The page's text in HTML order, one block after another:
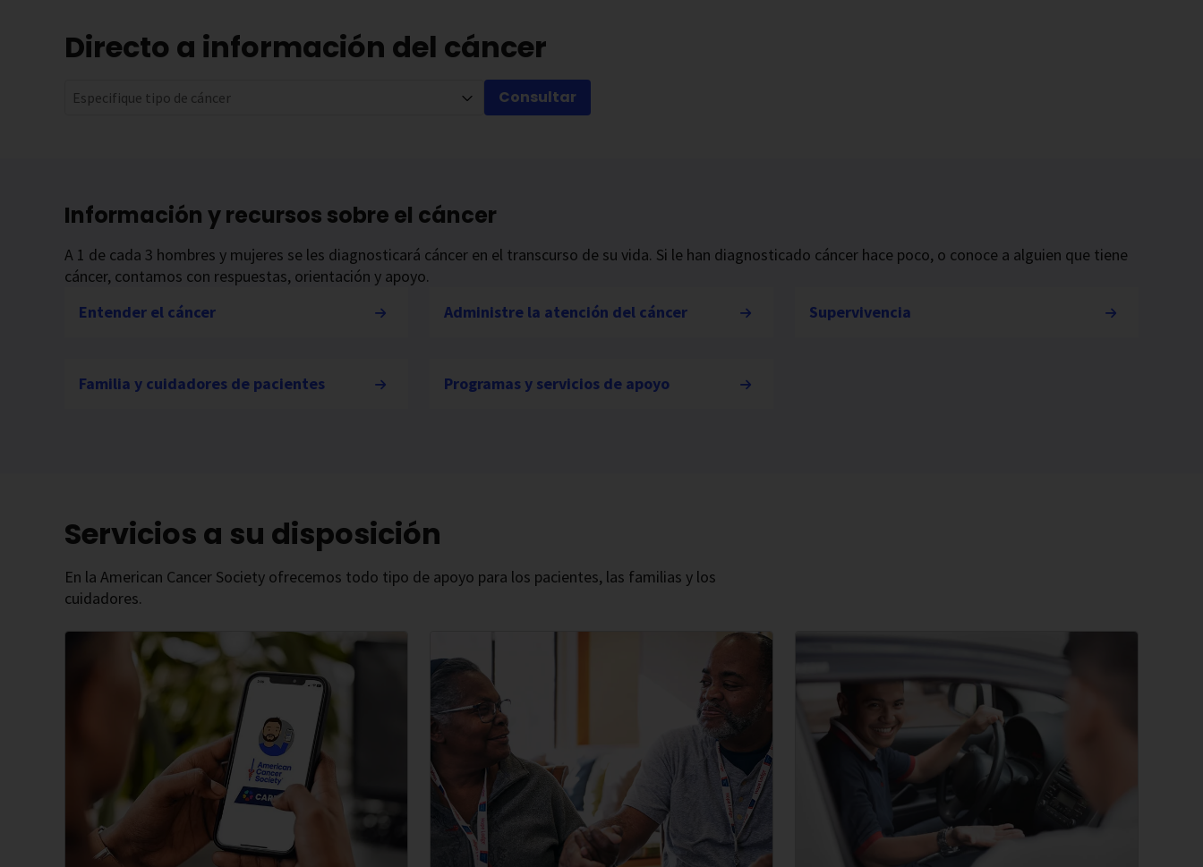
Directo a información del cáncer
Especifique tipo de cáncer Consultar
Información y recursos sobre el cáncer
A 1 de cada 3 hombres y mujeres se les diagnosticará cáncer en el transcurso de su vida. Si le han diagnosticado cáncer hace poco, o conoce a alguien que tiene
cáncer, contamos con respuestas, orientación y apoyo.
Entender el cáncer
Administre la atención del cáncer Supervivencia
Familia y cuidadores de pacientes Programas y servicios de apoyo
Servicios a su disposición
En la American Cancer Society ofrecemos todo tipo de apoyo para los pacientes, las familias y los
cuidadores.